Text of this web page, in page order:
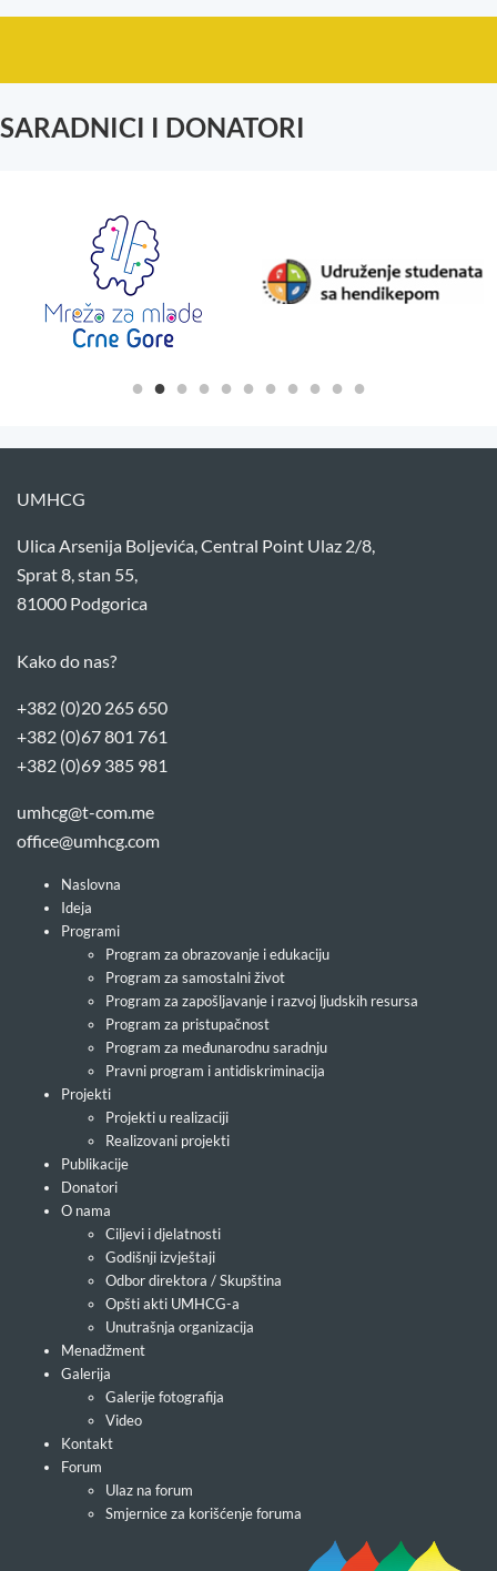
SARADNICI I DONATORI
UMHCG
Ulica Arsenija Boljevića, Central Point Ulaz 2/8,
Sprat 8, stan 55,
81000 Podgorica
Kako do nas?
+382 (0)20 265 650
+382 (0)67 801 761
+382 (0)69 385 981
umhcg@t-com.me
office@umhcg.com
Naslovna
Ideja
Programi
Program za obrazovanje i edukaciju
Program za samostalni život
Program za zapošljavanje i razvoj ljudskih resursa
Program za pristupačnost
Program za međunarodnu saradnju
Pravni program i antidiskriminacija
Projekti
Projekti u realizaciji
Realizovani projekti
Publikacije
Donatori
O nama
Ciljevi i djelatnosti
Godišnji izvještaji
Odbor direktora / Skupština
Opšti akti UMHCG-a
Unutrašnja organizacija
Menadžment
Galerija
Galerije fotografija
Video
Kontakt
Forum
Ulaz na forum
Smjernice za korišćenje foruma